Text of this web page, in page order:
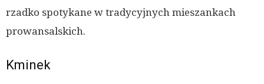
rzadko spotykane w tradycyjnych mieszankach
prowansalskich.
Kminek